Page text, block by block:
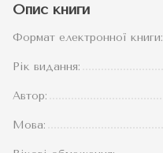
Опис книги
Формат електронної книги:
Рік видання:
Автор:
Мова: